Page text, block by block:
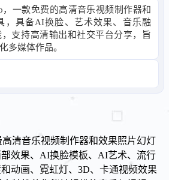
一款免费的高清音乐视频制作器和
，具备AI换脸、艺术效果、音乐融
支持高清输出和社交平台分享，旨
多媒体作品。
清音乐视频制作器和效果照片幻灯
效果、AI换脸模板、AI艺术、流行
动画、霓虹灯、3D、卡通视频效果